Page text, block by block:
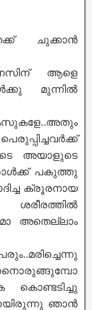
ചുക്കാൻ
ആളെ
മുന്നിൽ
അയാളുടെ
പകുത്തു
ക്രൂരനായ
ശരീരത്തിൽ
അതെല്ലാം
ഞാൻ